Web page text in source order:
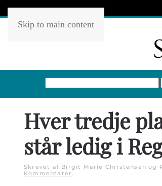
Skip to main content
Hver tredje
står ledig i
Skrevet af Birgit Marie Christensen og
Kommentarer.